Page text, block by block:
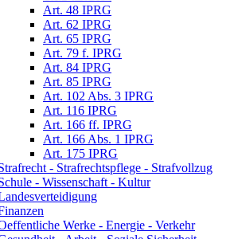
Art. 48 IPRG
Art. 62 IPRG
Art. 65 IPRG
Art. 79 f. IPRG
Art. 84 IPRG
Art. 85 IPRG
Art. 102 Abs. 3 IPRG
Art. 116 IPRG
Art. 166 ff. IPRG
Art. 166 Abs. 1 IPRG
Art. 175 IPRG
- Strafrechtspflege - Strafvollzug
- Wissenschaft - Kultur
Werke - Energie - Verkehr